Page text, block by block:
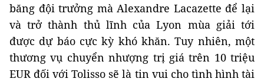
băng đội trưởng mà Alexandre Lacazette để lại
và trở thành thủ lĩnh của Lyon mùa giải tới
được dự báo cực kỳ khó khăn. Tuy nhiên, một
thương vụ chuyển nhượng trị giá trên 10 triệu
EUR đối với Tolisso sẽ là tin vui cho tình hình tài